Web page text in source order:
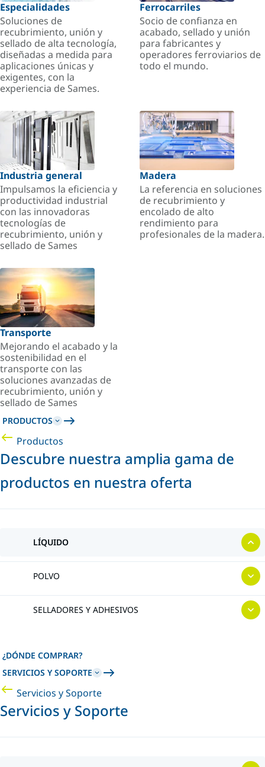
Especialidades
Soluciones de
recubrimiento, unión y
sellado de alta tecnología,
diseñadas a medida para
aplicaciones únicas y
exigentes, con la
experiencia de Sames.
Ferrocarriles
Socio de confianza en
acabado, sellado y unión
para fabricantes y
operadores ferroviarios de
todo el mundo.
Industria general
Impulsamos la eficiencia y
productividad industrial
con las innovadoras
tecnologías de
recubrimiento, unión y
sellado de Sames
Madera
La referencia en soluciones
de recubrimiento y
encolado de alto
rendimiento para
profesionales de la madera.
Transporte
Mejorando el acabado y la
sostenibilidad en el
transporte con las
soluciones avanzadas de
recubrimiento, unión y
sellado de Sames
PRODUCTOS
Productos
Descubre nuestra amplia gama de
productos en nuestra oferta
LÍQUIDO
POLVO
SELLADORES Y ADHESIVOS
¿DÓNDE COMPRAR?
SERVICIOS Y SOPORTE
Servicios y Soporte
Servicios y Soporte